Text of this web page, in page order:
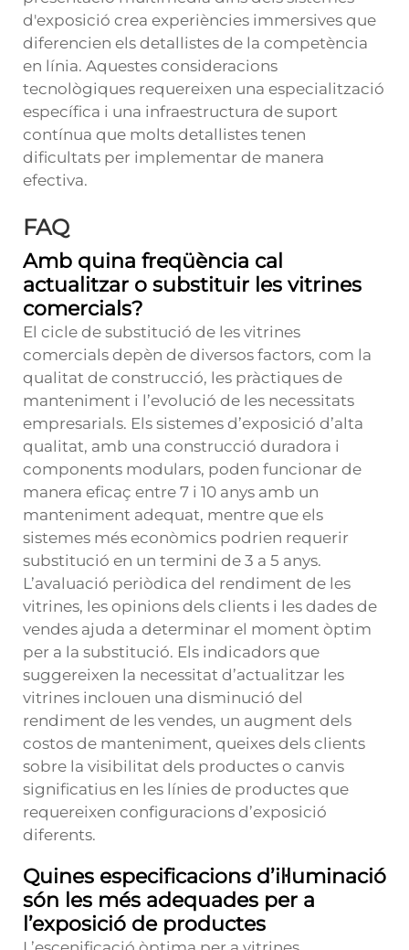
d'exposició crea experiències immersives que
diferencien els detallistes de la competència
en línia. Aquestes consideracions
tecnològiques requereixen una especialització
específica i una infraestructura de suport
contínua que molts detallistes tenen
dificultats per implementar de manera
efectiva.
FAQ
Amb quina freqüència cal
actualitzar o substituir les vitrines
comercials?
El cicle de substitució de les vitrines
comercials depèn de diversos factors, com la
qualitat de construcció, les pràctiques de
manteniment i l’evolució de les necessitats
empresarials. Els sistemes d’exposició d’alta
qualitat, amb una construcció duradora i
components modulars, poden funcionar de
manera eficaç entre 7 i 10 anys amb un
manteniment adequat, mentre que els
sistemes més econòmics podrien requerir
substitució en un termini de 3 a 5 anys.
L’avaluació periòdica del rendiment de les
vitrines, les opinions dels clients i les dades de
vendes ajuda a determinar el moment òptim
per a la substitució. Els indicadors que
suggereixen la necessitat d’actualitzar les
vitrines inclouen una disminució del
rendiment de les vendes, un augment dels
costos de manteniment, queixes dels clients
sobre la visibilitat dels productes o canvis
significatius en les línies de productes que
requereixen configuracions d’exposició
diferents.
Quines especificacions d’il·luminació
són les més adequades per a
l’exposició de productes